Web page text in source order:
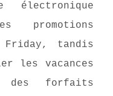
électronique
promotions
Friday, tandis
les vacances
des forfaits